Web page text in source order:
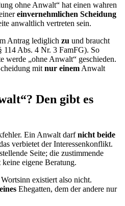
ohne Anwalt“ hat einen wahren
einvernehmlichen Scheidung
anwaltlich vertreten sein.
Antrag lediglich zu und braucht
114 Abs. 4 Nr. 3 FamFG). So
werde „ohne Anwalt“ geschieden.
mit nur einem Anwalt
Den gibt es
Ein Anwalt darfnicht beide
verbietet der Interessenkonflikt.
Seite; die zustimmende
eigene Beratung.
existiert also nicht.
eines Ehegatten, dem der andere nur